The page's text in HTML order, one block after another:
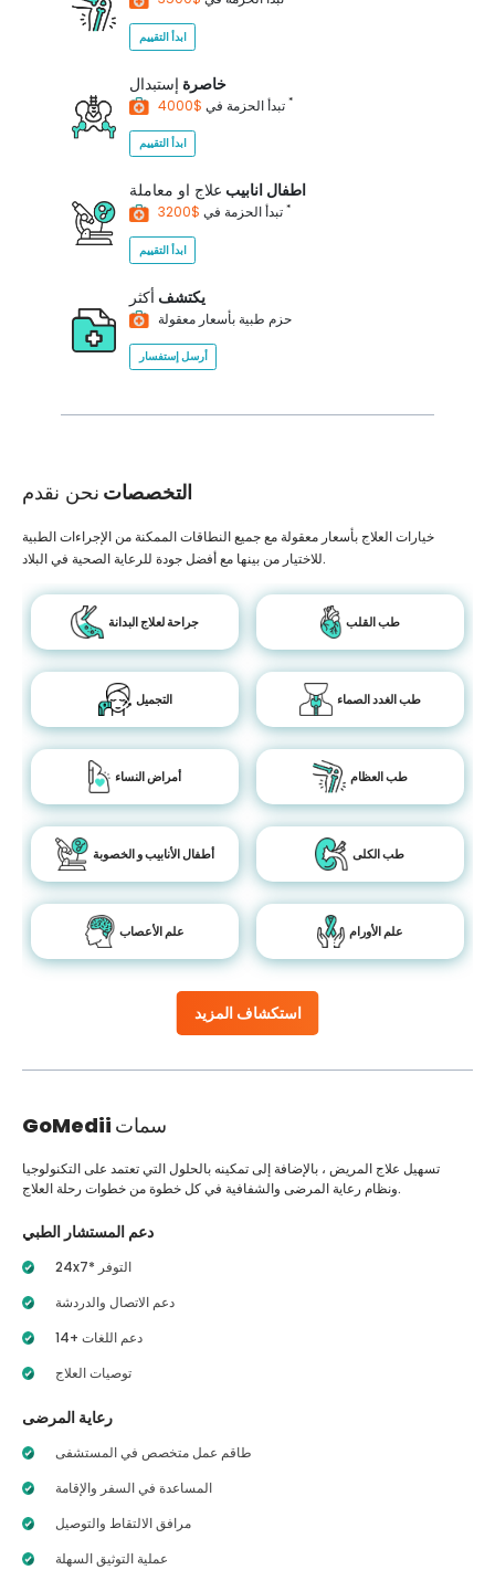
ابدأ التقييم
خاصرة إستبدال
تبدأ الحزمة في *
ابدأ التقييم
اطفال انابيب علاج او معاملة
تبدأ الحزمة في *
ابدأ التقييم
يكتشف أكثر
حزم طبية بأسعار معقولة
أرسل إستفسار
التخصصات نحن نقدم
استكشاف المزيد
خيارات العلاج بأسعار معقولة مع جميع النطاقات الممكنة من الإجراءات الطبية
للاختيار من بينها مع أفضل جودة للرعاية الصحية في البلاد.
جراحة لعلاج البدانة طب القلب
التجميل طب الغدد الصماء
أمراض النساء طب العظام
أطفال الأنابيب و الخصوبة طب الكلى
علم الأعصاب علم الأورام
GoMedii سمات
تسهيل علاج المريض ، بالإضافة إلى تمكينه بالحلول التي تعتمد على التكنولوجيا
ونظام رعاية المرضى والشفافية في كل خطوة من خطوات رحلة العلاج.
دعم المستشار الطبي
24x7* التوفر
دعم الاتصال والدردشة
14+ دعم اللغات
توصيات العلاج
رعاية المرضى
طاقم عمل متخصص في المستشفى
المساعدة في السفر والإقامة
مرافق الالتقاط والتوصيل
عملية التوثيق السهلة